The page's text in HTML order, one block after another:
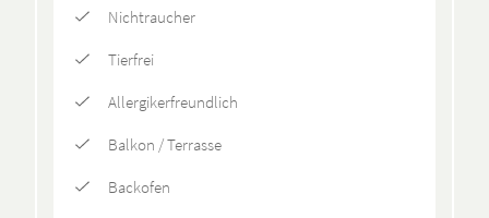
Nichtraucher
Tierfrei
Allergikerfreundlich
Balkon / Terrasse
Backofen